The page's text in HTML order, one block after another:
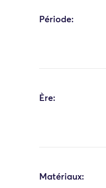
Période:
Ère:
Matériaux: